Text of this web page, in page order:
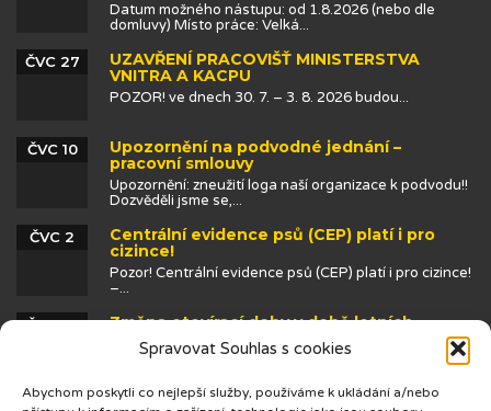
Spravovat Souhlas s cookies
Abychom poskytli co nejlepší služby, používáme k ukládání a/nebo
Datum možného nástupu: od 1.8.2026 (nebo dle
domluvy) Místo práce: Velká...
UZAVŘENÍ PRACOVIŠŤ MINISTERSTVA
VNITRA A KACPU
ČVC 27
POZOR! ve dnech 30. 7. – 3. 8. 2026 budou...
Upozornění na podvodné jednání –
pracovní smlouvy
ČVC 10
Upozornění: zneužití loga naší organizace k podvodu!!
Dozvěděli jsme se,...
Centrální evidence psů (CEP) platí i pro
cizince!
ČVC 2
Pozor! Centrální evidence psů (CEP) platí i pro cizince!
–...
Změna otevírací doby v době letních
prázdnin
ČVN 25